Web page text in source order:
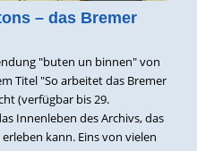
– das Bremer
"buten un binnen" von
Titel "So arbeitet das Bremer
(verfügbar bis 29.
Innenleben des Archivs, das
kann. Eins von vielen